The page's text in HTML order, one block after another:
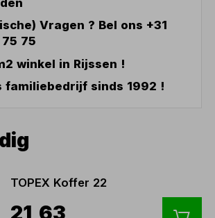
Vragen ? Bel ons +31
75
winkel in Rijssen !
familiebedrijf sinds 1992 !
TOPEX Koffer 22
21,63